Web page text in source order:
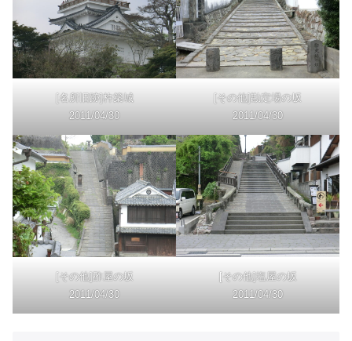
[名所旧跡]杵築城
2011/04/30
[その他]勘定場の坂
2011/04/30
[その他]酢屋の坂
2011/04/30
[その他]塩屋の坂
2011/04/30